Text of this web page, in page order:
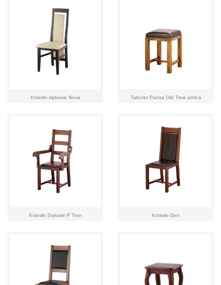
Krzesło dębowe Nova Taboret Pansa Old Time antica
Krzesło Stylowe P Tron Krzesło Don